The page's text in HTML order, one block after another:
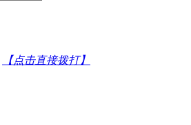
【点击直接拨打】